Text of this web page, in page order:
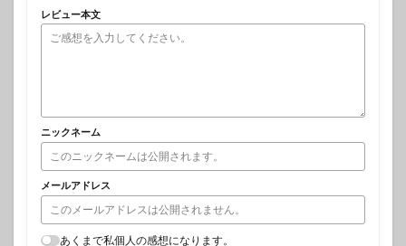
レビュー本文
ニックネーム
メールアドレス
あくまで私個人の感想になります。